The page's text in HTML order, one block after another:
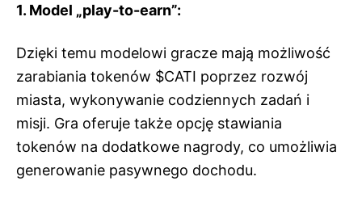
1. Model „play-to-earn”:
Dzięki temu modelowi gracze mają możliwość
zarabiania tokenów $CATI poprzez rozwój
miasta, wykonywanie codziennych zadań i
misji. Gra oferuje także opcję stawiania
tokenów na dodatkowe nagrody, co umożliwia
generowanie pasywnego dochodu.